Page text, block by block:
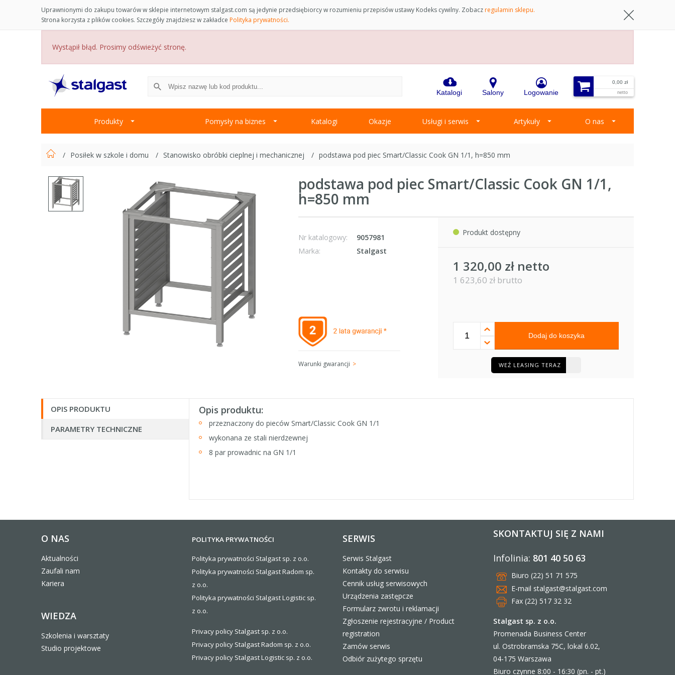
Uprawnionymi do zakupu towarów w sklepie internetowym stalgast.com są jedynie przedsiębiorcy w rozumieniu przepisów ustawy Kodeks cywilny. Zobaczregulamin sklepu.
Strona korzysta z plików cookies. Szczegóły znajdziesz w zakładce Polityka prywatności.
Wystąpił błąd. Prosimy odświeżyć stronę.
Katalogi Salony Logowanie
0,00 zł
netto
Produkty Pomysły na biznes Katalogi Okazje Usługi i serwis Artykuły O nas
Posiłek w szkole i domu Stanowisko obróbki cieplnej i mechanicznej podstawa pod piec Smart/Classic Cook GN 1/1, h=850 mm
podstawa pod piec Smart/Classic Cook GN 1/1,
h=850 mm
Nr katalogowy:
Marka:
9057981
Stalgast
Warunki gwarancji
Produkt dostępny
1 320,00 zł netto
1 623,60 zł brutto
Dodaj do koszyka
WEŹ LEASING TERAZ
OPIS PRODUKTU
PARAMETRY TECHNICZNE
Opis produktu:
przeznaczony do pieców Smart/Classic Cook GN 1/1
wykonana ze stali nierdzewnej
8 par prowadnic na GN 1/1
O NAS
Aktualności
Zaufali nam
Kariera
WIEDZA
Szkolenia i warsztaty
Studio projektowe
POLITYKA PRYWATNOŚCI
Polityka prywatności Stalgast sp. z o.o.
Polityka prywatności Stalgast Radom sp.
z o.o.
Polityka prywatności Stalgast Logistic sp.
z o.o.
Privacy policy Stalgast sp. z o.o.
Privacy policy Stalgast Radom sp. z o.o.
Privacy policy Stalgast Logistic sp. z o.o.
SERWIS
Serwis Stalgast
Kontakty do serwisu
Cennik usług serwisowych
Urządzenia zastępcze
Formularz zwrotu i reklamacji
Zgłoszenie rejestracyjne / Product
registration
Zamów serwis
Odbiór zużytego sprzętu
SKONTAKTUJ SIĘ Z NAMI
Infolinia: 801 40 50 63
Biuro (22) 51 71 575
E-mail stalgast@stalgast.com
Fax (22) 517 32 32
Stalgast sp. z o.o.
Promenada Business Center
ul. Ostrobramska 75C, lokal 6.02,
04-175 Warszawa
Biuro czynne 8:00 - 16:30 (pn. - pt.)